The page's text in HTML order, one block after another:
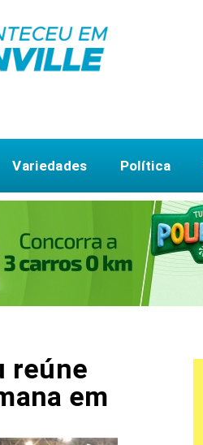
Variedades Política
reúne
em